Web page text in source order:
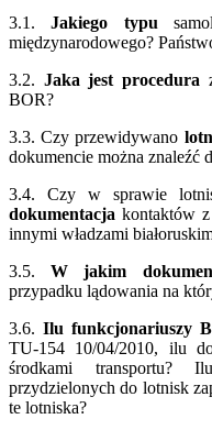
3.1.Jakiego typu
międzynarodowego?
3.2. Jaka jest procedura
BOR?
3.3. Czy przewidywano
dokumencie można znaleźć
3.4. Czy w sprawie
dokumentacja kontaktów
innymi władzami
3.5.W jakim
przypadku lądowania na
3.6.Ilu funkcjonariuszy
TU-154 10/04/2010, ilu
środkami transportu?
przydzielonych do lotnisk
te lotniska?